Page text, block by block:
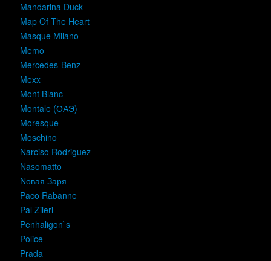
Mandarina Duck
Map Of The Heart
Masque Milano
Memo
Mercedes-Benz
Mexx
Mont Blanc
Montale (ОАЭ)
Moresque
Moschino
Narciso Rodriguez
Nasomatto
Nовая Заря
Paco Rabanne
Pal Zileri
Penhaligon`s
Police
Prada